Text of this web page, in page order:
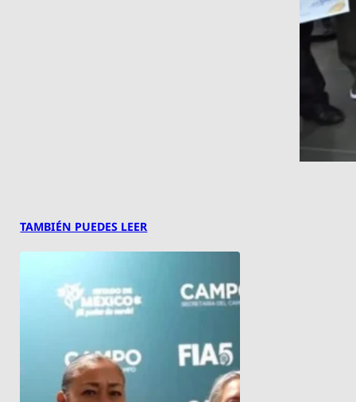
TAMBIÉN PUEDES LEER